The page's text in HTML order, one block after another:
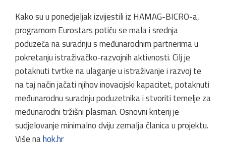
Kako su u ponedjeljak izvijestili iz HAMAG-BICRO-a,
programom Eurostars potiču se mala i srednja
poduzeća na suradnju s međunarodnim partnerima u
pokretanju istraživačko-razvojnih aktivnosti. Cilj je
potaknuti tvrtke na ulaganje u istraživanje i razvoj te
na taj način jačati njihov inovacijski kapacitet, potaknuti
međunarodnu suradnju poduzetnika i stvoriti temelje za
međunarodni tržišni plasman. Osnovni kriterij je
sudjelovanje minimalno dviju zemalja članica u projektu.
Više nahok.hr